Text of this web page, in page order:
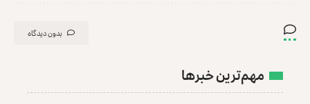
بدون دیدگاه
مهم‌ترین خبرها